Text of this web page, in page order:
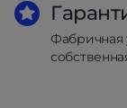
Фабричная